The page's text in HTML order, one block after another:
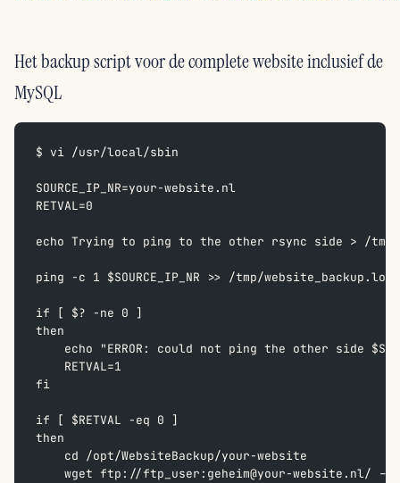
Het backup script voor de complete website inclusief de
MySQL
$ vi /usr/local/sbin
SOURCE_IP_NR=your-website.nl
RETVAL=0
echo Trying to ping to the other rsync side > /
ping -c 1 $SOURCE_IP_NR >> /tmp/
if [ $? -ne 0 ]
then
echo "ERROR: could not ping the other side
    RETVAL=1
fi
if [ $RETVAL -eq 0 ]
then
    cd /opt/WebsiteBackup/your-website
wget ftp://ftp_user:geheim@your-website.nl/